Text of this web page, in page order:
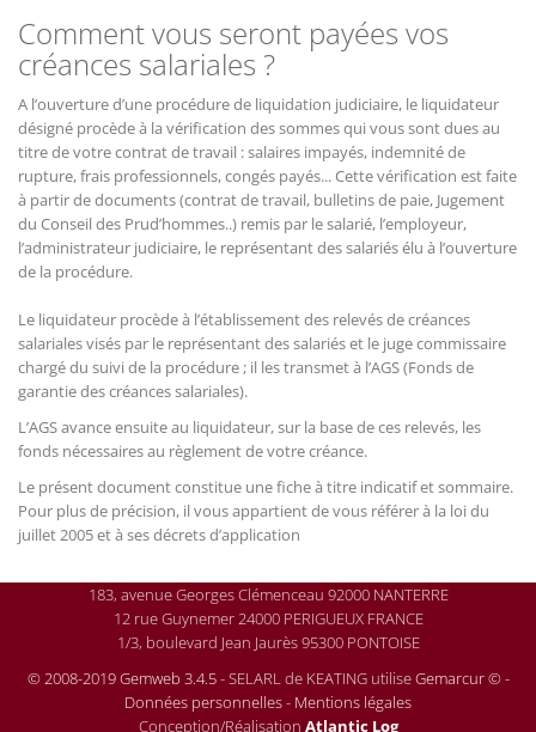
Comment vous seront payées vos
créances salariales ?
A l’ouverture d’une procédure de liquidation judiciaire, le liquidateur
désigné procède à la vérification des sommes qui vous sont dues au
titre de votre contrat de travail : salaires impayés, indemnité de
rupture, frais professionnels, congés payés... Cette vérification est faite
à partir de documents (contrat de travail, bulletins de paie, Jugement
du Conseil des Prud’hommes..) remis par le salarié, l’employeur,
l’administrateur judiciaire, le représentant des salariés élu à l’ouverture
de la procédure.
Le liquidateur procède à l’établissement des relevés de créances
salariales visés par le représentant des salariés et le juge commissaire
chargé du suivi de la procédure ; il les transmet à l’AGS (Fonds de
garantie des créances salariales).
L’AGS avance ensuite au liquidateur, sur la base de ces relevés, les
fonds nécessaires au règlement de votre créance.
Le présent document constitue une fiche à titre indicatif et sommaire.
Pour plus de précision, il vous appartient de vous référer à la loi du
juillet 2005 et à ses décrets d’application
183, avenue Georges Clémenceau 92000 NANTERRE
12 rue Guynemer 24000 PERIGUEUX FRANCE
1/3, boulevard Jean Jaurès 95300 PONTOISE
© 2008-2019 Gemweb 3.4.5- SELARL de KEATING utiliseGemarcur ©-
Données personnelles- Mentions légales
Conception/Réalisation Atlantic Log